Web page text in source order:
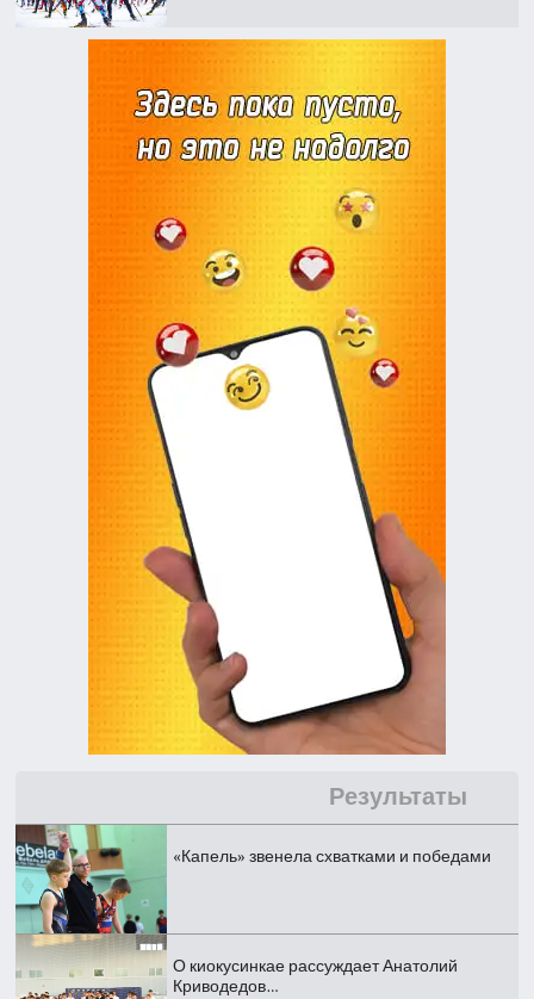
Результаты
«Капель» звенела схватками и победами
О киокусинкае рассуждает Анатолий
Криводедов…